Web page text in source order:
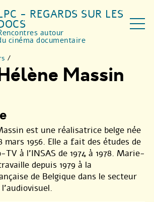
- REGARDS SUR LES
autour
cinéma documentaire
/
Massin
est une réalisatrice belge née
mars 1956. Elle a fait des études de
à l’INSAS de 1974 à 1978. Marie-
depuis 1979 à la
de Belgique dans le secteur